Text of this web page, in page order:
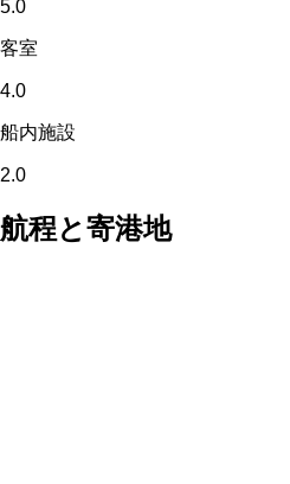
5.0
客室
4.0
船内施設
2.0
航程と寄港地